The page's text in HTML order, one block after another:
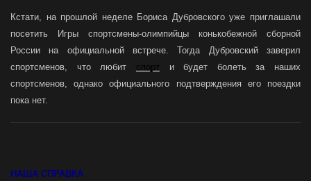
Кстати, на прошлой неделе Бориса Дубровского уже приглашали
посетить Игры спортсмены-олимпийцы конькобежной сборной
России на официальной встрече. Тогда Дубровский заверил
спортсменов, что любит спорт
и будет болеть за наших
спортсменов, однако официального подтверждения его поездки
пока нет.
НАША СПРАВКА